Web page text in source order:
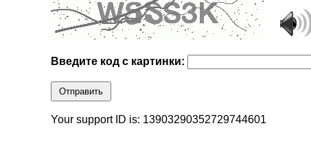
Введите код с картинки:
Отправить
Your support ID is: 13903290352729744601